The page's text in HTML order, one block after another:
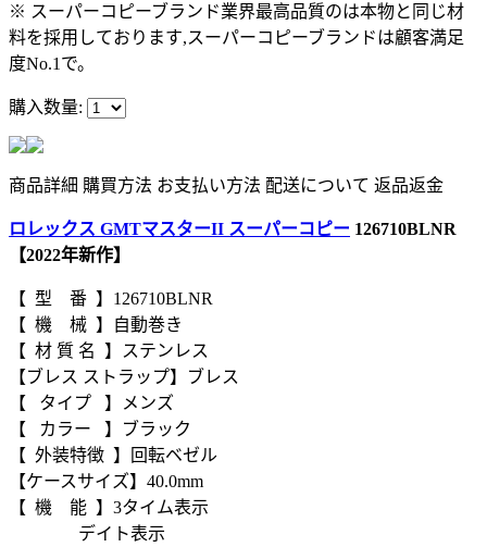
※ スーパーコピーブランド業界最高品質のは本物と同じ材
料を採用しております,スーパーコピーブランドは顧客満足
度No.1で。
購入数量:
商品詳細 購買方法 お支払い方法 配送について 返品返金
ロレックス GMTマスターII スーパーコピー 126710BLNR
【2022年新作】
【 型 番 】126710BLNR
【 機 械 】自動巻き
【 材 質 名 】ステンレス
【ブレス ストラップ】ブレス
【 タイプ 】メンズ
【 カラー 】ブラック
【 外装特徴 】回転ベゼル
【ケースサイズ】40.0mm
【 機 能 】3タイム表示
デイト表示